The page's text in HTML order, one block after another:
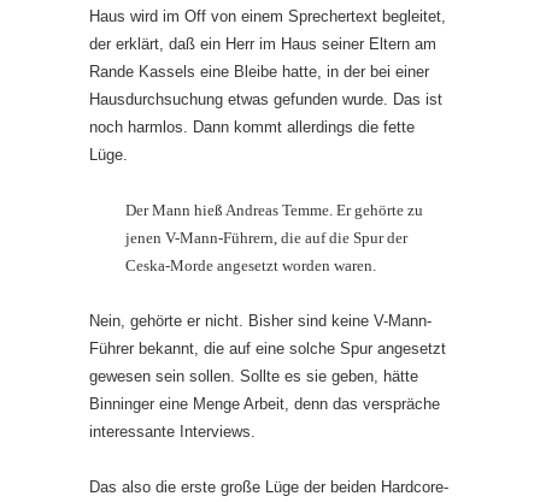
Haus wird im Off von einem Sprechertext begleitet,
der erklärt, daß ein Herr im Haus seiner Eltern am
Rande Kassels eine Bleibe hatte, in der bei einer
Hausdurchsuchung etwas gefunden wurde. Das ist
noch harmlos. Dann kommt allerdings die fette
Lüge.
Der Mann hieß Andreas Temme. Er gehörte zu
jenen V-Mann-Führern, die auf die Spur der
Ceska-Morde angesetzt worden waren.
Nein, gehörte er nicht. Bisher sind keine V-Mann-
Führer bekannt, die auf eine solche Spur angesetzt
gewesen sein sollen. Sollte es sie geben, hätte
Binninger eine Menge Arbeit, denn das verspräche
interessante Interviews.
Das also die erste große Lüge der beiden Hardcore-